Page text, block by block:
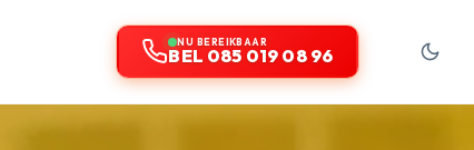
NU BEREIKBAAR
BEL 085 019 08 96